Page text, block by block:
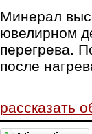
Минерал
ювелирном
перегрева.
после
рассказать